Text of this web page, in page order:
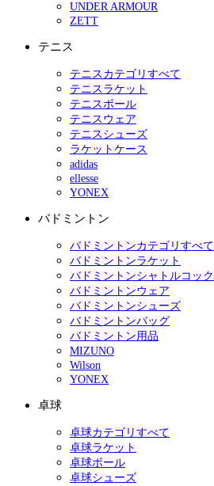
UNDER ARMOUR
ZETT
テニス
テニスカテゴリすべて
テニスラケット
テニスボール
テニスウェア
テニスシューズ
ラケットケース
adidas
ellesse
YONEX
バドミントン
バドミントンカテゴリすべて
バドミントンラケット
バドミントンシャトルコック
バドミントンウェア
バドミントンシューズ
バドミントンバッグ
バドミントン用品
MIZUNO
Wilson
YONEX
卓球
卓球カテゴリすべて
卓球ラケット
卓球ボール
卓球シューズ